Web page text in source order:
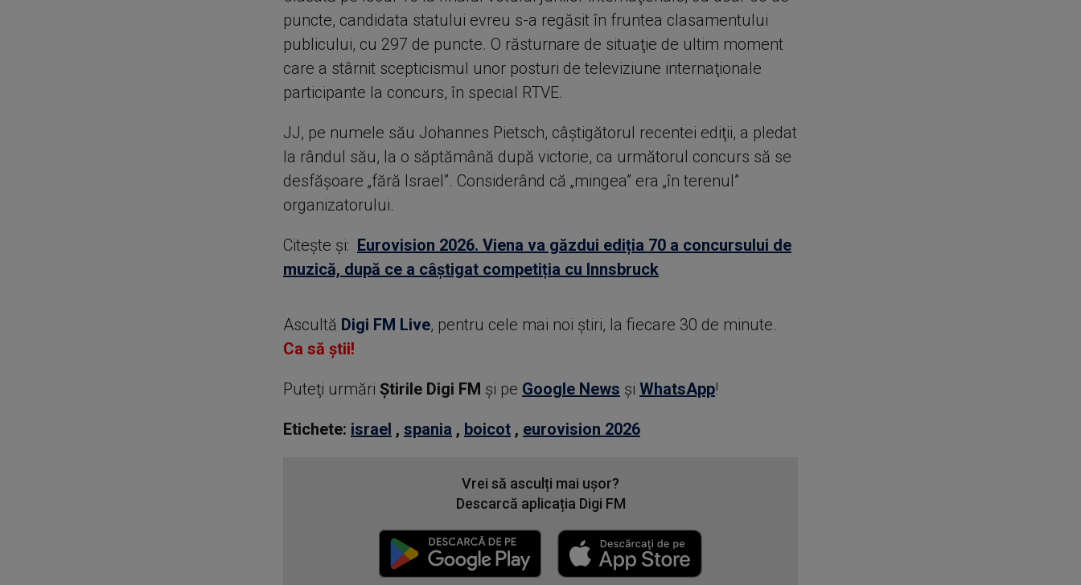
puncte, candidata statului evreu s-a regăsit în fruntea clasamentului
publicului, cu 297 de puncte. O răsturnare de situaţie de ultim moment
care a stârnit scepticismul unor posturi de televiziune internaţionale
participante la concurs, în special RTVE.
JJ, pe numele său Johannes Pietsch, câştigătorul recentei ediţii, a pledat
la rândul său, la o săptămână după victorie, ca următorul concurs să se
desfăşoare „fără Israel”. Considerând că „mingea” era „în terenul”
organizatorului.
Citește și: Eurovision 2026. Viena va găzdui ediția 70 a concursului de
muzică, după ce a câștigat competiția cu Innsbruck
Ascultă Digi FM Live, pentru cele mai noi știri, la fiecare 30 de minute.
Ca să știi!
Puteţi urmări Știrile Digi FM şi pe Google News şi WhatsApp!
Etichete: israel , spania , boicot, eurovision 2026
Vrei să asculți mai ușor?
Descarcă aplicația Digi FM